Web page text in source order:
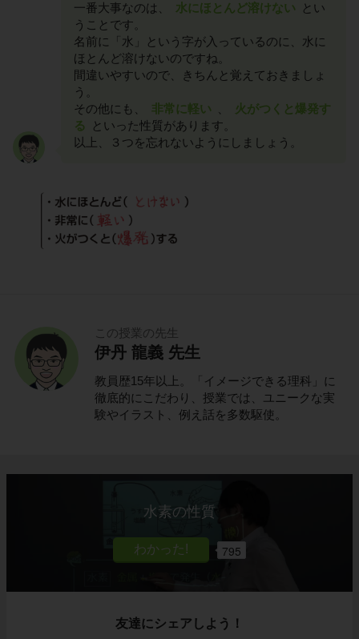
一番大事なのは、
水にほとんど溶けない
とい
うことです。
名前に「水」という字が入っているのに、水に
ほとんど溶けないのですね。
間違いやすいので、きちんと覚えておきましょ
う。
その他にも、
非常に軽い 、
火がつくと爆発す
る
といった性質があります。
以上、３つを忘れないようにしましょう。
この授業の先生
伊丹 龍義 先生
教員歴15年以上。「イメージできる理科」に
徹底的にこだわり、授業では、ユニークな実
験やイラスト、例え話を多数駆使。
水素の性質
795
友達にシェアしよう！